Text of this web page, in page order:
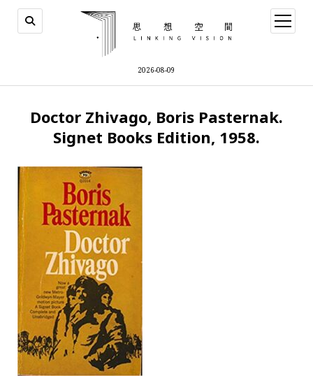
2026-08-09
open
menu
Doctor Zhivago, Boris Pasternak.
Signet Books Edition, 1958.